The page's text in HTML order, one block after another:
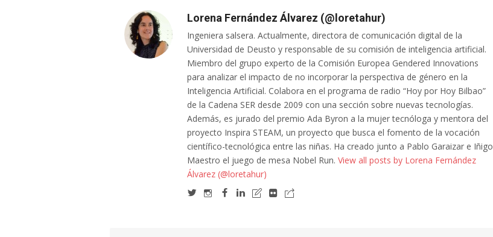
Lorena Fernández Álvarez (@loretahur)
Ingeniera salsera. Actualmente, directora de comunicación digital de la
Universidad de Deusto y responsable de su comisión de inteligencia artificial.
Miembro del grupo experto de la Comisión Europea Gendered Innovations
para analizar el impacto de no incorporar la perspectiva de género en la
Inteligencia Artificial. Colabora en el programa de radio “Hoy por Hoy Bilbao”
de la Cadena SER desde 2009 con una sección sobre nuevas tecnologías.
Además, es jurado del premio Ada Byron a la mujer tecnóloga y mentora del
proyecto Inspira STEAM, un proyecto que busca el fomento de la vocación
científico-tecnológica entre las niñas. Ha creado junto a Pablo Garaizar e Iñigo
Maestro el juego de mesa Nobel Run. View all posts by Lorena Fernández
Álvarez (@loretahur)